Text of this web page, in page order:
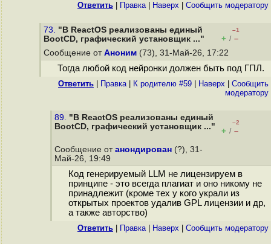
Ответить Правка| Наверх Cообщить модератору
73. "В ReactOS реализованы единый
BootCD, графический установщик ..."
–1
+ / –
Сообщение от Аноним (73), 31-Май-26, 17:22
Тогда любой код нейронки должен быть под ГПЛ.
Ответить Правка| К родителю #59 Наверх
Cообщить
модератору
89. "В ReactOS реализованы единый
BootCD, графический установщик ..."
–2
+ / –
Сообщение от анондирован (?), 31-
Май-26, 19:49
Код генерируемый LLM не лицензируем в
принципе - это всегда плагиат и оно никому не
принадлежит (кроме тех у кого украли из
открытых проектов удалив GPL лицензии и др,
а также авторство)
Ответить Правка| Наверх Cообщить модератору